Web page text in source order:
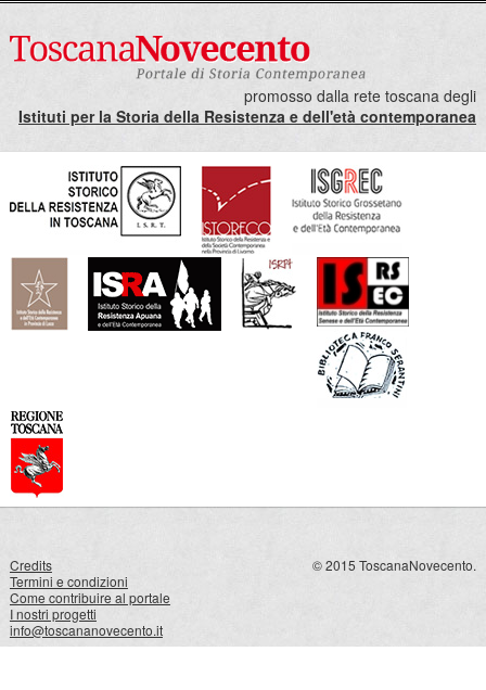
promosso dalla rete toscana degli
Istituti per la Storia della Resistenza e dell'età contemporanea
Credits
Termini e condizioni
Come contribuire al portale
I nostri progetti
info@toscananovecento.it
© 2015 ToscanaNovecento.